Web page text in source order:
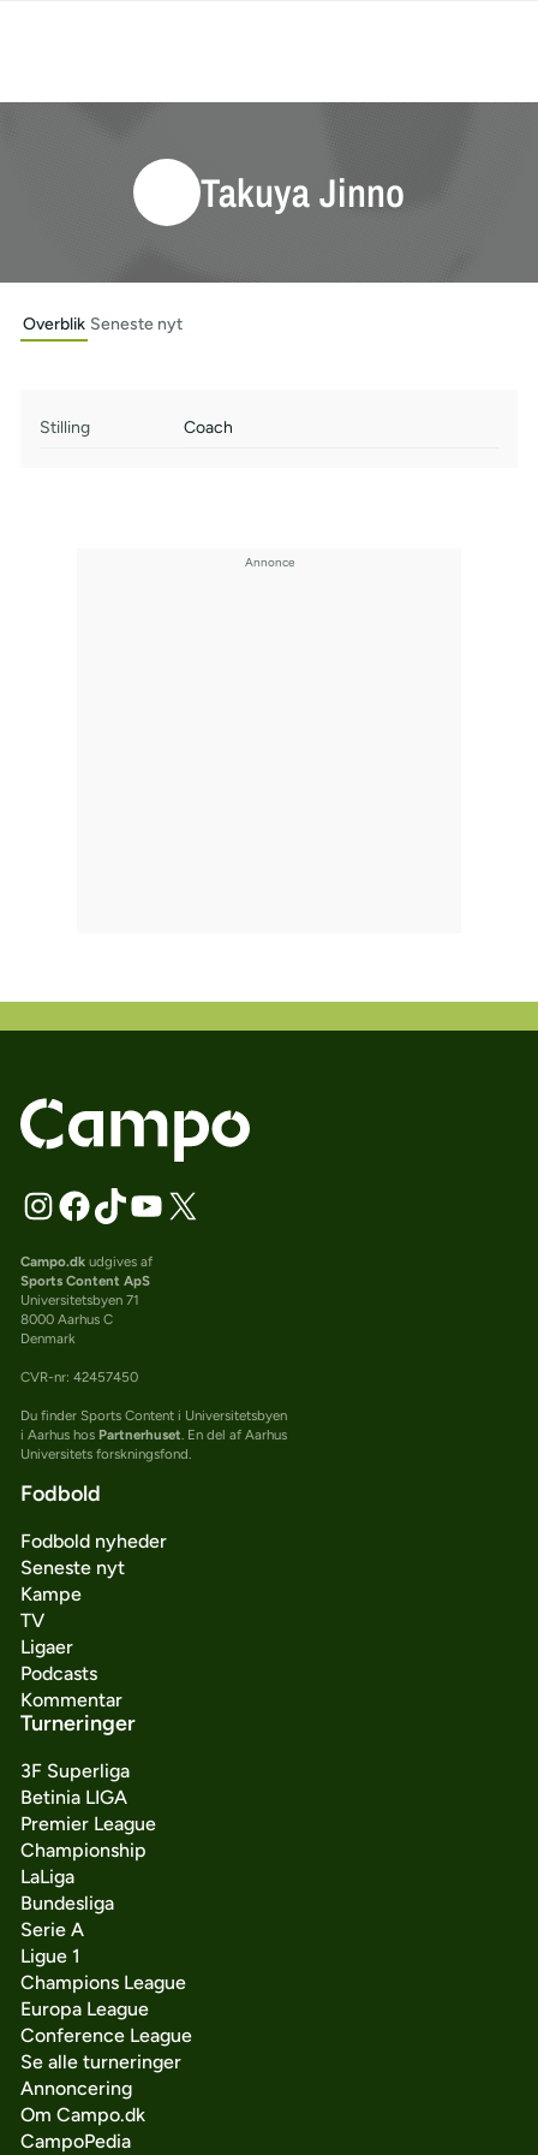
Takuya Jinno
Overblik Seneste nyt
Stilling Coach
Campo.dkudgives af
Sports Content ApS
Universitetsbyen 71
8000 Aarhus C
Denmark
CVR-nr: 42457450
Du finder Sports Content i Universitetsbyen
i Aarhus hos Partnerhuset. En del af Aarhus
Universitets forskningsfond.
Fodbold
Fodbold nyheder
Seneste nyt
Kampe
TV
Ligaer
Podcasts
Kommentar
Turneringer
3F Superliga
Betinia LIGA
Premier League
Championship
LaLiga
Bundesliga
Serie A
Ligue 1
Champions League
Europa League
Conference League
Se alle turneringer
Annoncering
Om Campo.dk
CampoPedia